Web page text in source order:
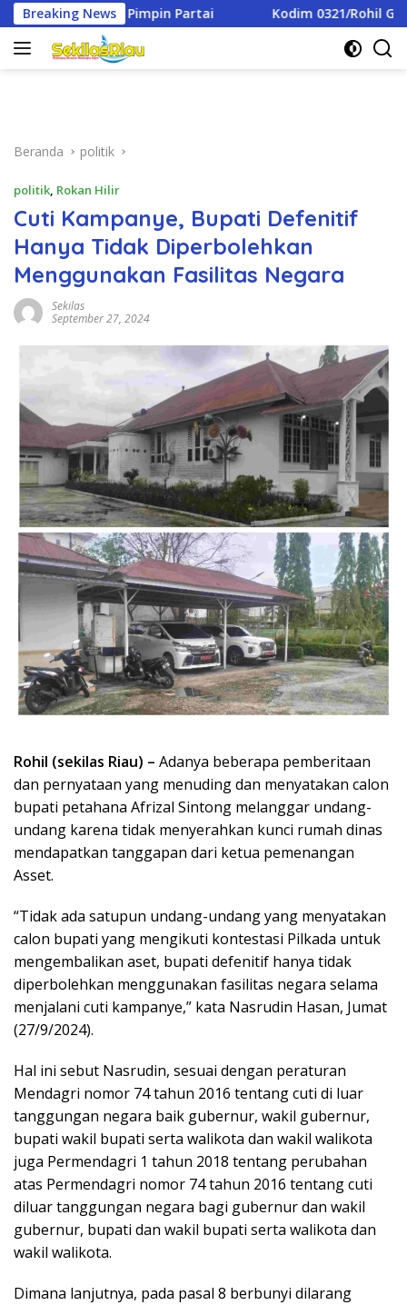
Langsung
ke
konten
Breaking NewsKodim 0321/Rohil Gelar Syukuran Dan Doa
Beranda politik
politik, Rokan Hilir
Cuti Kampanye, Bupati Defenitif
Hanya Tidak Diperbolehkan
Menggunakan Fasilitas Negara
Sekilas
September 27, 2024
Rohil (sekilas Riau) – Adanya beberapa pemberitaan
dan pernyataan yang menuding dan menyatakan calon
bupati petahana Afrizal Sintong melanggar undang-
undang karena tidak menyerahkan kunci rumah dinas
mendapatkan tanggapan dari ketua pemenangan
Asset.
“Tidak ada satupun undang-undang yang menyatakan
calon bupati yang mengikuti kontestasi Pilkada untuk
mengembalikan aset, bupati defenitif hanya tidak
diperbolehkan menggunakan fasilitas negara selama
menjalani cuti kampanye,” kata Nasrudin Hasan, Jumat
(27/9/2024).
Hal ini sebut Nasrudin, sesuai dengan peraturan
Mendagri nomor 74 tahun 2016 tentang cuti di luar
tanggungan negara baik gubernur, wakil gubernur,
bupati wakil bupati serta walikota dan wakil walikota
juga Permendagri 1 tahun 2018 tentang perubahan
atas Permendagri nomor 74 tahun 2016 tentang cuti
diluar tanggungan negara bagi gubernur dan wakil
gubernur, bupati dan wakil bupati serta walikota dan
wakil walikota.
Dimana lanjutnya, pada pasal 8 berbunyi dilarang